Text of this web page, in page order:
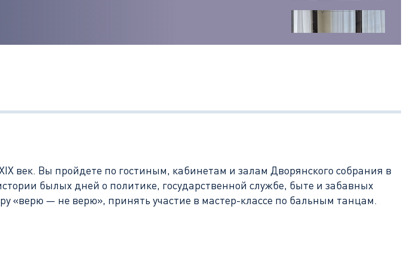
век. Вы пройдете по гостиным, кабинетам и залам Дворянского собрания в
былых дней о политике, государственной службе, быте и забавных
«верю — не верю», принять участие в мастер-классе по бальным танцам.